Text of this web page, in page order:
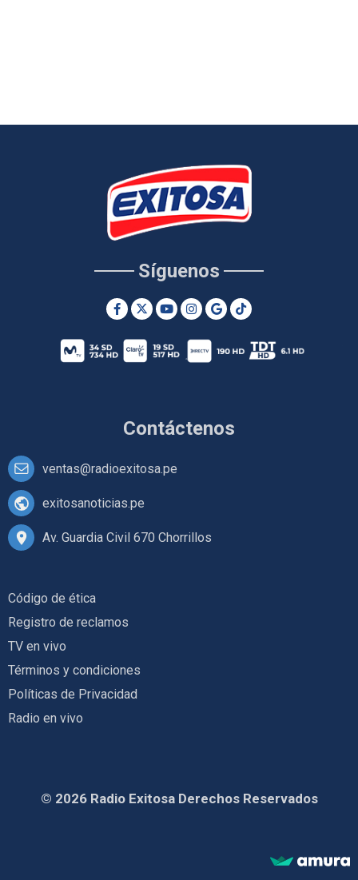
Contáctenos
ventas@radioexitosa.pe
exitosanoticias.pe
Av. Guardia Civil 670 Chorrillos
Síguenos
Código de ética
Registro de reclamos
TV en vivo
Términos y condiciones
Políticas de Privacidad
Radio en vivo
© 2026 Radio Exitosa Derechos Reservados